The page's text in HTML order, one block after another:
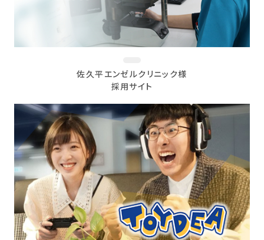
佐久平エンゼルクリニック様
採用サイト